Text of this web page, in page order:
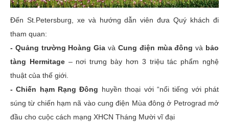
Đến St.Petersburg, xe và hướng dẫn viên đưa Quý khách đi
tham quan:
- Quảng trường Hoàng Gia và Cung điện mùa đông và bảo
tàng Hermitage – nơi trưng bày hơn 3 triệu tác phẩm nghệ
thuật của thế giới.
- Chiến hạm Rạng Đông huyền thoại với “nổi tiếng với phát
súng từ chiến hạm nã vào cung điện Mùa đông ở Petrograd mở
đầu cho cuộc cách mạng XHCN Tháng Mười vĩ đại